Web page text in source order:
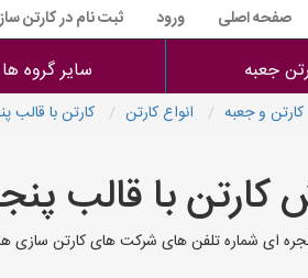
صفحه اصلی ورود ثبت نام در کارتن
جعبه سایر گروه ها
کارتن و جعبه انواع کارتن کارتن با قالب
با قالب
ای شماره تلفن های شرکت های کارتن سازی